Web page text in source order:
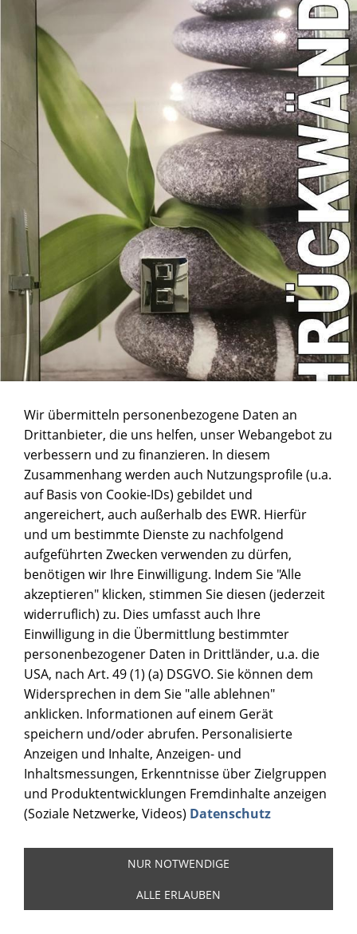
Wir übermitteln personenbezogene Daten an
Drittanbieter, die uns helfen, unser Webangebot zu
verbessern und zu finanzieren. In diesem
Zusammenhang werden auch Nutzungsprofile (u.a.
auf Basis von Cookie-IDs) gebildet und
angereichert, auch außerhalb des EWR. Hierfür
und um bestimmte Dienste zu nachfolgend
aufgeführten Zwecken verwenden zu dürfen,
benötigen wir Ihre Einwilligung. Indem Sie "Alle
akzeptieren" klicken, stimmen Sie diesen (jederzeit
widerruflich) zu. Dies umfasst auch Ihre
Einwilligung in die Übermittlung bestimmter
personenbezogener Daten in Drittländer, u.a. die
USA, nach Art. 49 (1) (a) DSGVO. Sie können dem
Widersprechen in dem Sie "alle ablehnen"
anklicken. Informationen auf einem Gerät
speichern und/oder abrufen. Personalisierte
Anzeigen und Inhalte, Anzeigen- und
Inhaltsmessungen, Erkenntnisse über Zielgruppen
und Produktentwicklungen Fremdinhalte anzeigen
(Soziale Netzwerke, Videos) Datenschutz
NUR NOTWENDIGE
ALLE ERLAUBEN